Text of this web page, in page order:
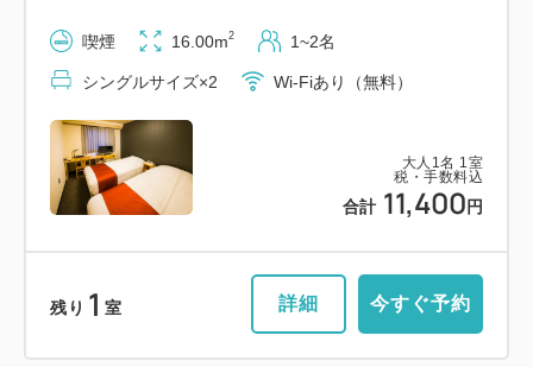
大人 1 名 1 室
税・手数料込
合計 11,400 円
喫煙 16.00m2 1~2名
シングルサイズ×2 Wi-Fiあり（無料）
残り 1 室 詳細 今すぐ予約